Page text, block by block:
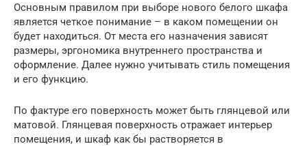
Основным правилом при выборе нового белого шкафа
является четкое понимание – в каком помещении он
будет находиться. От места его назначения зависят
размеры, эргономика внутреннего пространства и
оформление. Далее нужно учитывать стиль помещения
и его функцию.
По фактуре его поверхность может быть глянцевой или
матовой. Глянцевая поверхность отражает интерьер
помещения, и шкаф как бы растворяется в